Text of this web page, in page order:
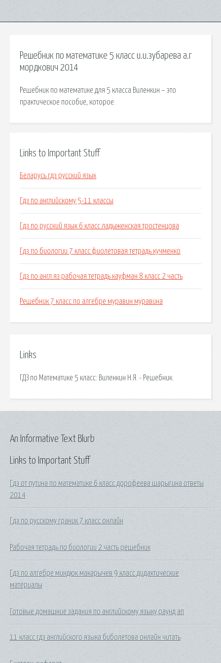
Решебник по математике 5 класс и.и.зубарева а.г
мордкович 2014
Решебник по математике для 5 класса Виленкин – это
практическое пособие, которое.
Links to Important Stuff
Беларусь гдз русский язык
Гдз по английскому 5-11 классы
Гдз по русский язык 6 класс ладыженская тростенцова
Гдз по биологии 7 класс фиолетовая тетрадь кучменко
Гдз по англ.яз рабочая тетрадь кауфман 8 класс 2 часть
Решебник 7 класс по алгебре муравин муравина
Links
ГДЗ по Математике 5 класс: Виленкин Н.Я. - Решебник.
Links to Important Stuff
Гдз от путина по математике 6 класс дорофеева шарыгина ответы
2014
Гдз по русскому граник 7 класс онлайн
Рабочая тетрадь по биологии 2 часть решебник
Гдз по алгебре миндюк макарычев 9 класс дидактические
материалы
Готовые домашние задания по английскому языку раунд ап
11 класс гдз английского языка биболетова онлайн читать
An Informative Text Blurb